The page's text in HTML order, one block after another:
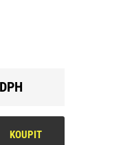
KOUPIT